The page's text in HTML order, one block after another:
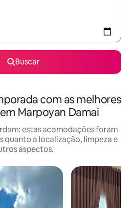
Buscar
com as melhores
Marpoyan Damai
estas acomodações foram
quanto a localização, limpeza e
aspectos.